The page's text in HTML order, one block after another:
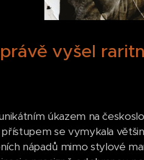
právě vyšel
úkazem na
se vymykala
nápadů mimo stylové